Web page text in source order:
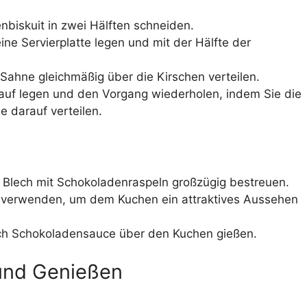
in zwei Hälften schneiden.
Servierplatte legen und mit der Hälfte der
gleichmäßig über die Kirschen verteilen.
legen und den Vorgang wiederholen, indem Sie die
darauf verteilen.
mit Schokoladenraspeln großzügig bestreuen.
um dem Kuchen ein attraktives Aussehen
Schokoladensauce über den Kuchen gießen.
Genießen